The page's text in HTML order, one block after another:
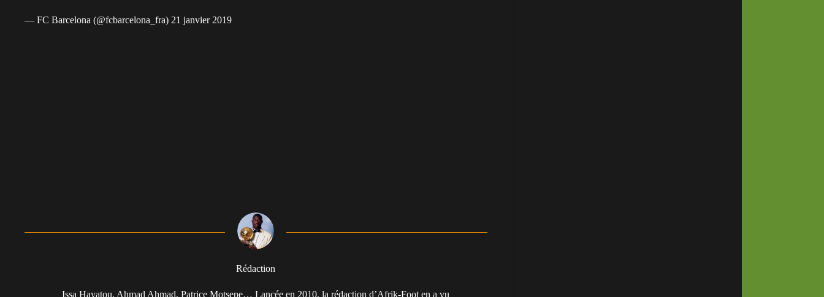
— FC Barcelona (@fcbarcelona_fra) 21 janvier 2019
Rédaction
Issa Hayatou, Ahmad Ahmad, Patrice Motsepe… Lancée en 2010, la rédaction d’Afrik-Foot en a vu